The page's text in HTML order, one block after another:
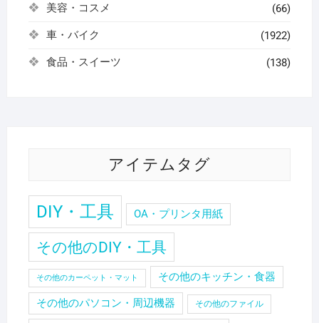
美容・コスメ (66)
車・バイク (1922)
食品・スイーツ (138)
アイテムタグ
DIY・工具 OA・プリンタ用紙
その他のDIY・工具
その他のカーペット・マット その他のキッチン・食器
その他のパソコン・周辺機器 その他のファイル